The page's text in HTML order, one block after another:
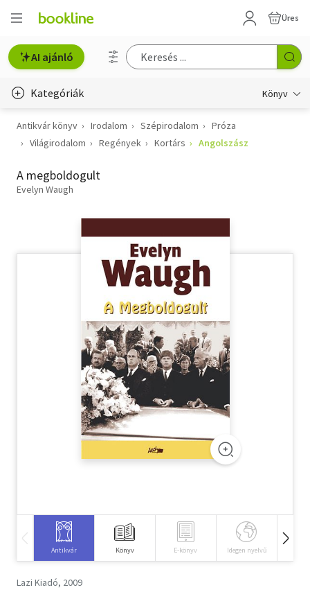
Üres
AI ajánló
Kategóriák Könyv
Életmód, egészség
Gyermek- és ifjúsági
Hobbi, szabadidő
Szótár, nyelvkönyv
Tankönyv, segédkönyv
Társadalomtudomány
Természettudomány
Antikvár könyv Irodalom Szépirodalom
Próza
Világirodalom
Regények Kortárs Angolszász
A megboldogult
Evelyn Waugh
Antikvár Könyv E-könyv Idegen nyelvű
Lazi Kiadó, 2009